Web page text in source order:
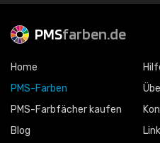
PMSfarben.de
Home
PMS-Farben
PMS-Farbfächer kaufen
Blog